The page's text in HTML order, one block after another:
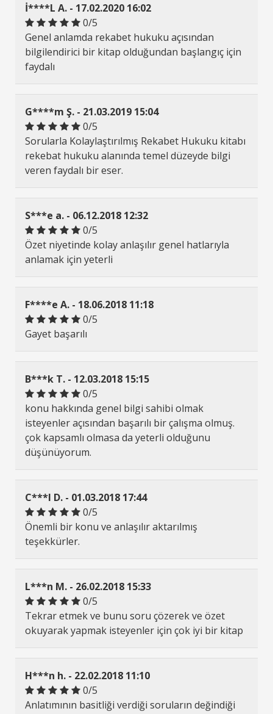
İ****L A. - 17.02.2020 16:02
0/5
Genel anlamda rekabet hukuku açısından
bilgilendirici bir kitap olduğundan başlangıç için
faydalı
G****m Ş. - 21.03.2019 15:04
0/5
Sorularla Kolaylaştırılmış Rekabet Hukuku kitabı
rekebat hukuku alanında temel düzeyde bilgi
veren faydalı bir eser.
S***e a. - 06.12.2018 12:32
0/5
Özet niyetinde kolay anlaşılır genel hatlarıyla
anlamak için yeterli
F****e A. - 18.06.2018 11:18
0/5
Gayet başarılı
B***k T. - 12.03.2018 15:15
0/5
konu hakkında genel bilgi sahibi olmak
isteyenler açısından başarılı bir çalışma olmuş.
çok kapsamlı olmasa da yeterli olduğunu
düşünüyorum.
C***l D. - 01.03.2018 17:44
0/5
Önemli bir konu ve anlaşılır aktarılmış
teşekkürler.
L***n M. - 26.02.2018 15:33
0/5
Tekrar etmek ve bunu soru çözerek ve özet
okuyarak yapmak isteyenler için çok iyi bir kitap
H***n h. - 22.02.2018 11:10
0/5
Anlatımının basitliği verdiği soruların değindiği